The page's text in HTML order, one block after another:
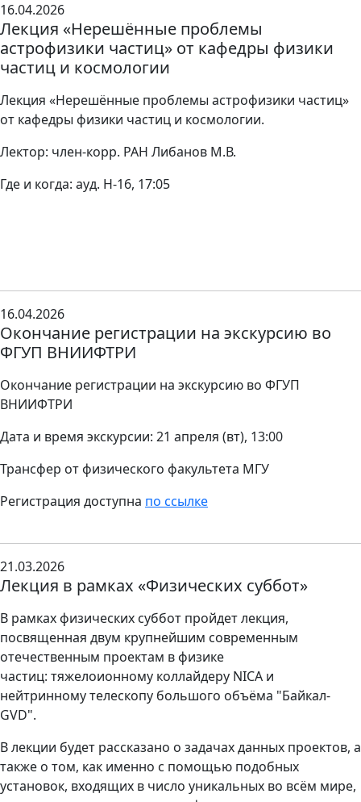
16.04.2026
Лекция «Нерешённые проблемы
астрофизики частиц» от кафедры физики
частиц и космологии
Лекция «Нерешённые проблемы астрофизики частиц»
от кафедры физики частиц и космологии.
Лектор: член-корр. РАН Либанов М.В.
Где и когда: ауд. Н-16, 17:05
16.04.2026
Окончание регистрации на экскурсию во
ФГУП ВНИИФТРИ
Окончание регистрации на экскурсию во ФГУП
ВНИИФТРИ
Дата и время экскурсии: 21 апреля (вт), 13:00
Трансфер от физического факультета МГУ
Регистрация доступна по ссылке
21.03.2026
Лекция в рамках «Физических суббот»
В рамках физических суббот пройдет лекция,
посвященная двум крупнейшим современным
отечественным проектам в физике
частиц: тяжелоионному коллайдеру NICA и
нейтринному телескопу большого объёма "Байкал-
GVD".
В лекции будет рассказано о задачах данных проектов, а
также о том, как именно с помощью подобных
установок, входящих в число уникальных во всём мире,